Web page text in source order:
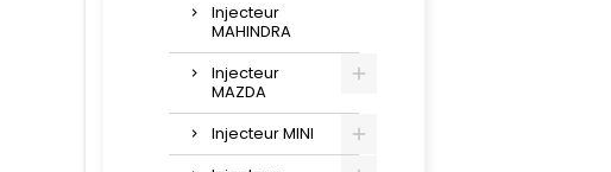
Injecteur
MAHINDRA
Injecteur
MAZDA
Injecteur MINI